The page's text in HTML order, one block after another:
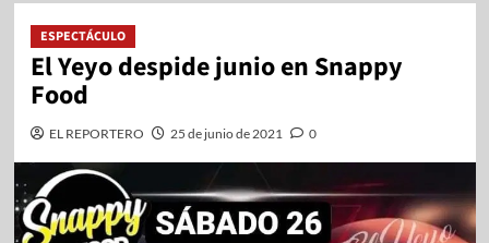
ESPECTÁCULO
El Yeyo despide junio en Snappy
Food
EL REPORTERO 25 de junio de 2021 0